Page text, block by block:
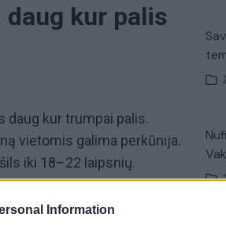
Information
kur palis
daug kur trumpai palis.
vietomis galima perkūnija.
iki 18–22 laipsnių.
palis. Temperatūra